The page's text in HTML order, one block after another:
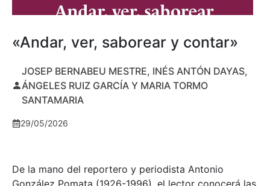
«Andar, ver, saborear y contar»
JOSEP BERNABEU MESTRE, INÉS ANTÓN DAYAS,
ÁNGELES RUIZ GARCÍA Y MARIA TORMO
SANTAMARIA
29/05/2026
De la mano del reportero y periodista Antonio